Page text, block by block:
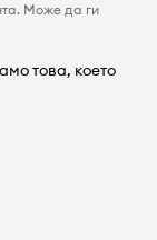
Може да ги
това, което